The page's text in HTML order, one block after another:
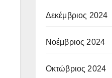
Δεκέμβριος 2024
Νοέμβριος 2024
Οκτώβριος 2024